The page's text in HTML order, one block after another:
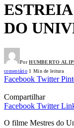
DO
Por HUMBERTO
comentário 1 Min de leitura
Facebook Twitter
Compartilhar
Facebook Twitter
O filme Mestres do